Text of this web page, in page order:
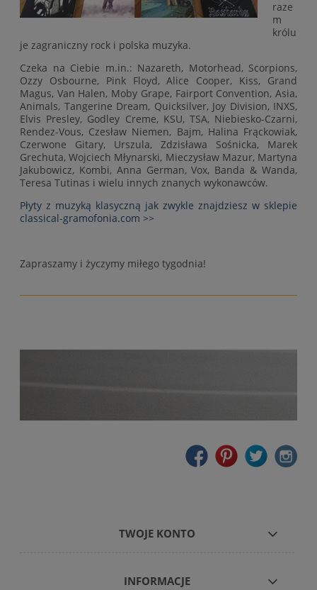
raze
m
królu
je zagraniczny rock i polska muzyka.
Czeka na Ciebie m.in.: Nazareth, Motorhead, Scorpions,
Ozzy Osbourne, Pink Floyd, Alice Cooper, Kiss, Grand
Magus, Van Halen, Moby Grape, Fairport Convention, Asia,
Animals, Tangerine Dream, Quicksilver, Joy Division, INXS,
Elvis Presley, Godley Creme, KSU, TSA, Niebiesko-Czarni,
Rendez-Vous, Czesław Niemen, Bajm, Halina Frąckowiak,
Czerwone Gitary, Urszula, Zdzisława Sośnicka, Marek
Grechuta, Wojciech Młynarski, Mieczysław Mazur, Martyna
Jakubowicz, Kombi, Anna German, Vox, Banda & Wanda,
Teresa Tutinas i wielu innych znanych wykonawców.
Płyty z muzyką klasyczną jak zwykle znajdziesz w sklepie
classical-gramofonia.com >>
Zapraszamy i życzymy miłego tygodnia!
TWOJE KONTO
INFORMACJE